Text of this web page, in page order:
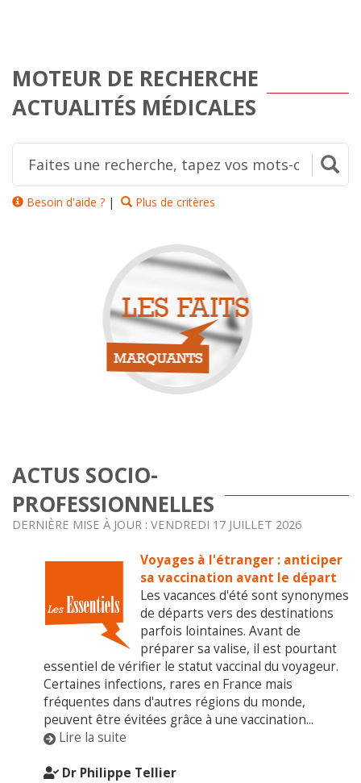
MOTEUR DE RECHERCHE
ACTUALITÉS MÉDICALES
Besoin d'aide ? | Plus de critères
ACTUS SOCIO-
PROFESSIONNELLES
DERNIÈRE MISE À JOUR : VENDREDI 17 JUILLET 2026
Voyages à l'étranger : anticiper
sa vaccination avant le départ
Les vacances d'été sont synonymes
de départs vers des destinations
parfois lointaines. Avant de
préparer sa valise, il est pourtant
essentiel de vérifier le statut vaccinal du voyageur.
Certaines infections, rares en France mais
fréquentes dans d'autres régions du monde,
peuvent être évitées grâce à une vaccination...
Lire la suite
Dr Philippe Tellier